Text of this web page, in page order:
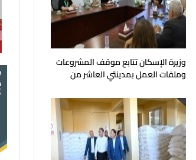
وزيرة الإسكان تتابع موقف المشروعات
وملفات العمل بمدينتي العاشر من
رمضان وحدائق العاشر